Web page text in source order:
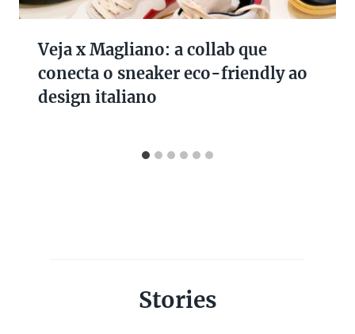
Veja x Magliano: a collab que
conecta o sneaker eco-friendly ao
design italiano
Stories